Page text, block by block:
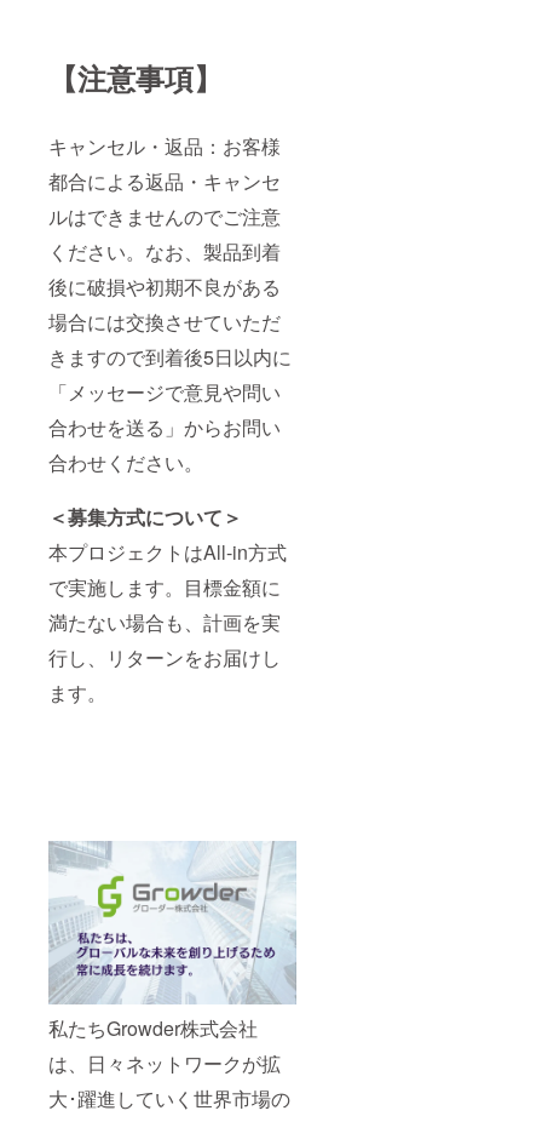
【注意事項】
キャンセル・返品：お客様
都合による返品・キャンセ
ルはできませんのでご注意
ください。なお、製品到着
後に破損や初期不良がある
場合には交換させていただ
きますので到着後5日以内に
「メッセージで意見や問い
合わせを送る」からお問い
合わせください。
＜募集方式について＞
本プロジェクトはAll-in方式
で実施します。目標金額に
満たない場合も、計画を実
行し、リターンをお届けし
ます。
私たちGrowder株式会社
は、日々ネットワークが拡
大･躍進していく世界市場の